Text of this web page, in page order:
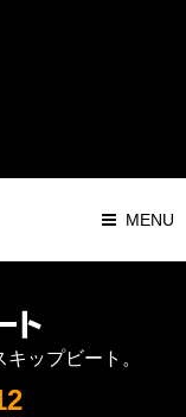
MENU
ップビート。